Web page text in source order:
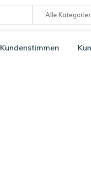
Alle
Kundenstimmen